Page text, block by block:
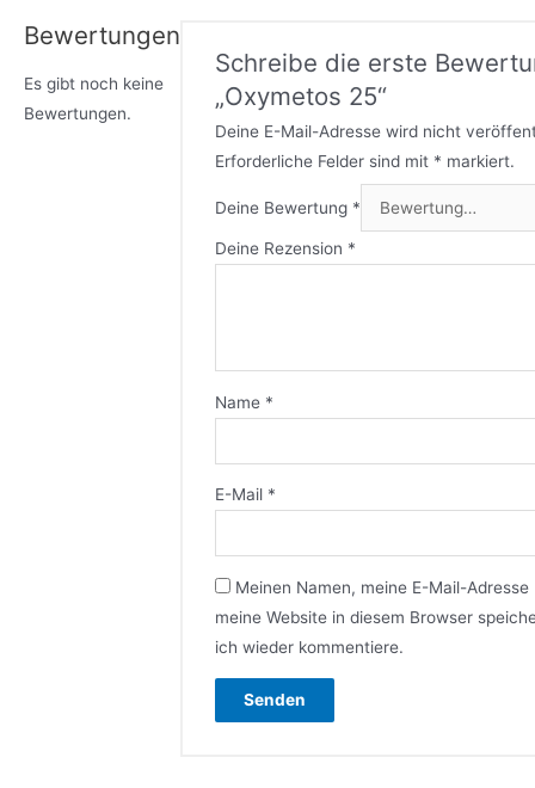
Bewertungen
Es gibt noch keine
Bewertungen.
Schreibe die erste
„Oxymetos 25“
Deine E-Mail-Adresse wird nicht
Erforderliche Felder sind mit * markiert.
Deine Bewertung *
Deine Rezension *
Name *
E-Mail *
Meinen Namen, meine E-Mail-Adresse
meine Website in diesem Browser
ich wieder kommentiere.